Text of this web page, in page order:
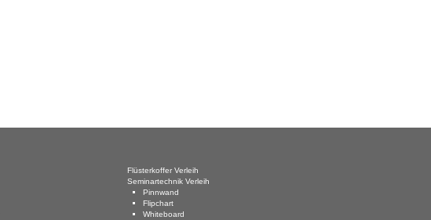
Flüsterkoffer Verleih
Seminartechnik Verleih
Pinnwand
Flipchart
Whiteboard